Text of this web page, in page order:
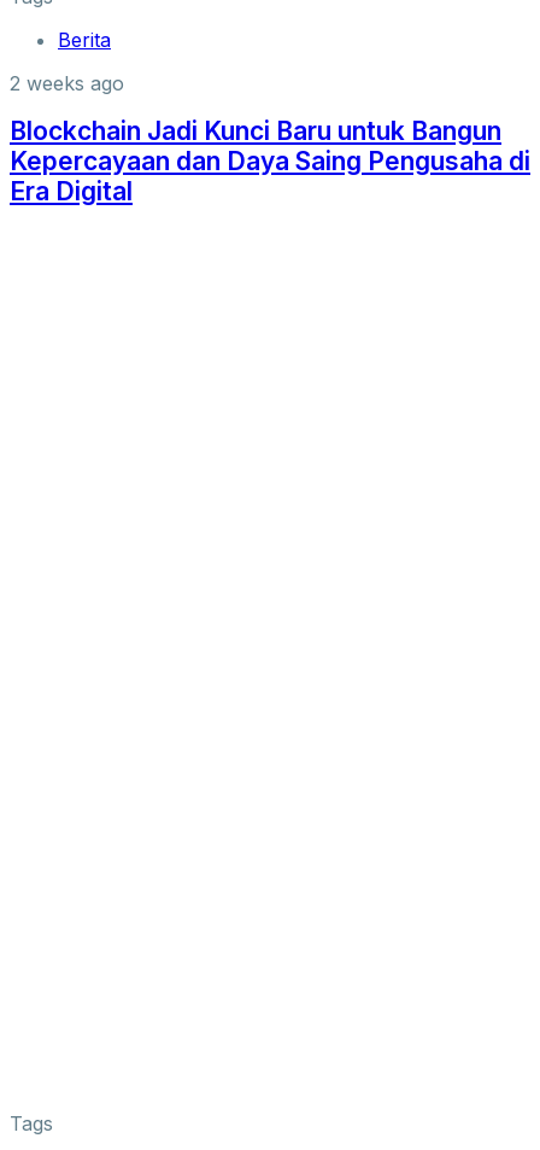
Berita
2 weeks ago
Blockchain Jadi Kunci Baru untuk Bangun
Kepercayaan dan Daya Saing Pengusaha di
Era Digital
Tags